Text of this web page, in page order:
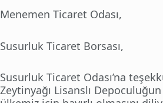
Menemen Ticaret Odası,
Susurluk Ticaret Borsası,
Susurluk Ticaret Odası’na
Zeytinyağı Lisanslı